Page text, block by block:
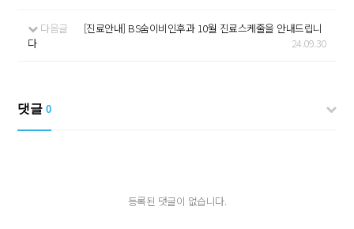
다음글
[진료안내] BS숨이비인후과 10월 진료스케줄을 안내드립니
다
24.09.30
댓글 0
등록된 댓글이 없습니다.